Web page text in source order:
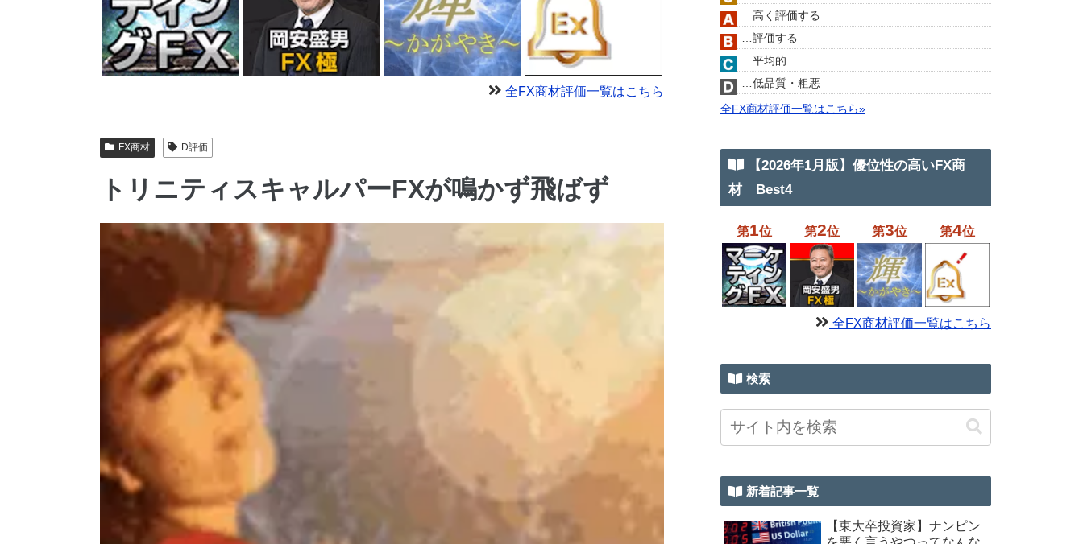
全FX商材評価一覧はこちら
FX商材 D評価
トリニティスキャルパーFXが鳴かず飛ばず
…高く評価する
…評価する
…平均的
…低品質・粗悪
全FX商材評価一覧はこちら»
【2026年1月版】優位性の高いFX商
材 Best4
第1位 第2位 第3位 第4位
全FX商材評価一覧はこちら
検索
新着記事一覧
【東大卒投資家】ナンピン